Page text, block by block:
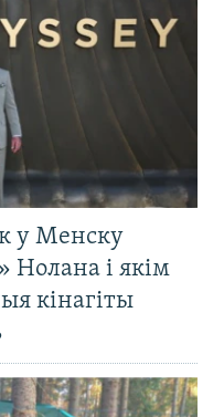
у Менску
Нолана і якім
кінагіты